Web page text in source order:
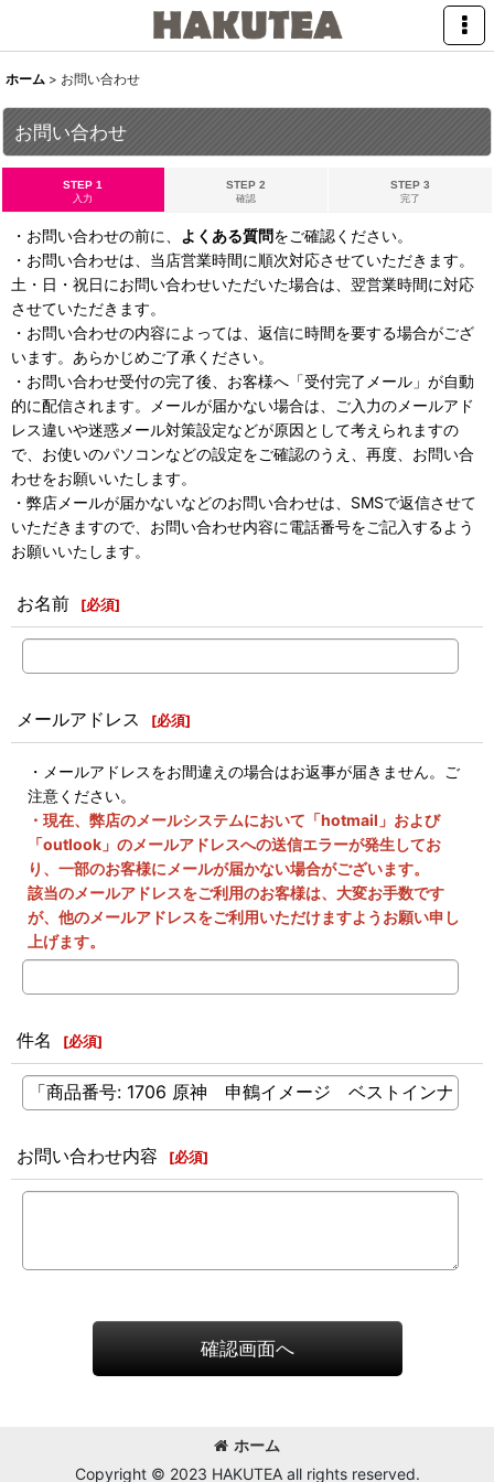
ホーム > お問い合わせ
お問い合わせ
STEP 1
入力
STEP 2
確認
STEP 3
完了
・お問い合わせの前に、 よくある質問をご確認ください。
・お問い合わせは、当店営業時間に順次対応させていただきます。
土・日・祝日にお問い合わせいただいた場合は、翌営業時間に対応
させていただきます。
・お問い合わせの内容によっては、返信に時間を要する場合がござ
います。あらかじめご了承ください。
・お問い合わせ受付の完了後、お客様へ「受付完了メール」が自動
的に配信されます。メールが届かない場合は、ご入力のメールアド
レス違いや迷惑メール対策設定などが原因として考えられますの
で、お使いのパソコンなどの設定をご確認のうえ、再度、お問い合
わせをお願いいたします。
・弊店メールが届かないなどのお問い合わせは、SMSで返信させて
いただきますので、お問い合わせ内容に電話番号をご記入するよう
お願いいたします。
お名前 [必須]
メールアドレス [必須]
・メールアドレスをお間違えの場合はお返事が届きません。ご
注意ください。
・現在、弊店のメールシステムにおいて「hotmail」および
「outlook」のメールアドレスへの送信エラーが発生してお
り、一部のお客様にメールが届かない場合がございます。
該当のメールアドレスをご利用のお客様は、大変お手数です
が、他のメールアドレスをご利用いただけますようお願い申し
上げます。
件名 [必須]
お問い合わせ内容 [必須]
確認画面へ
ホーム
Copyright © 2023 HAKUTEA all rights reserved.